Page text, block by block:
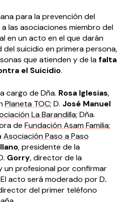
para la prevención del
a las asociaciones miembro del
en un acto en el que darán
suicidio en primera persona,
que atienden y de lafalta
el Suicidio.
cargo de Dña. Rosa Iglesias,
Planeta TOC; D. José Manuel
La Barandilla; Dña.
de Fundación Asam Familia;
Asociación Paso a Paso
, presidente de la
Gorry, director de la
un profesional por confirmar
acto será moderado por D.
del primer teléfono